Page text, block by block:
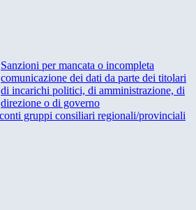
Sanzioni per mancata o incompleta
comunicazione dei dati da parte dei titolari
di incarichi politici, di amministrazione, di
direzione o di governo
gruppi consiliari regionali/provinciali